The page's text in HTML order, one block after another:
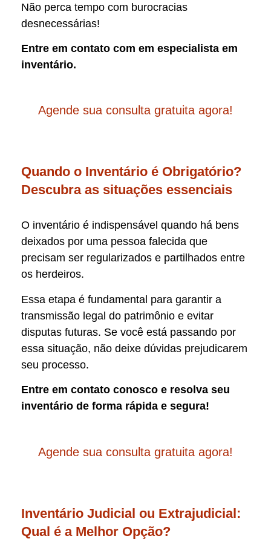
Não perca tempo com burocracias
desnecessárias!
Entre em contato com em especialista em
inventário.
Agende sua consulta gratuita agora!
Quando o Inventário é Obrigatório?
Descubra as situações essenciais
O inventário é indispensável quando há bens
deixados por uma pessoa falecida que
precisam ser regularizados e partilhados entre
os herdeiros.
Essa etapa é fundamental para garantir a
transmissão legal do patrimônio e evitar
disputas futuras. Se você está passando por
essa situação, não deixe dúvidas prejudicarem
seu processo.
Entre em contato conosco e resolva seu
inventário de forma rápida e segura!
Agende sua consulta gratuita agora!
Inventário Judicial ou Extrajudicial:
Qual é a Melhor Opção?